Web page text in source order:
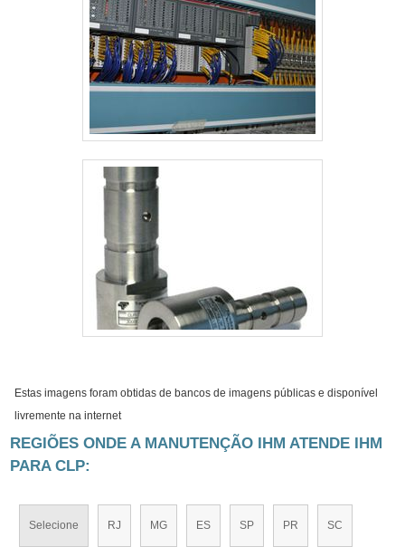
Estas imagens foram obtidas de bancos de imagens públicas e disponível
livremente na internet
REGIÕES ONDE A MANUTENÇÃO IHM ATENDE IHM
PARA CLP:
Selecione RJ MG ES SP PR SC